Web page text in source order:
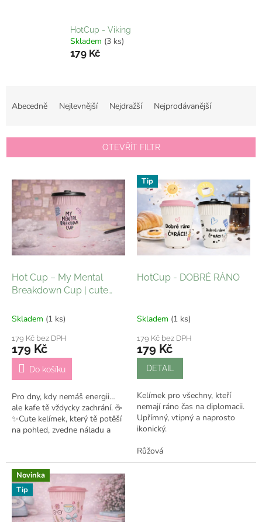
HotCup - Viking
Skladem (3 ks)
179 Kč
í
d
u
ů
Abecedně Nejlevnější Nejdražší Nejprodávanější
OTEVŘÍT FILTR
p
p
Hot Cup – My Mental
Breakdown Cup | cute
Skladem (1 ks)
179 Kč bez DPH
179 Kč
Do košíku
Pro dny, kdy nemáš energii…
ale kafe tě vždycky zachrání. ☕
✨Cute kelímek, který tě potěší
na pohled, zvedne náladu a
Tip
HotCup - DOBRÉ RÁNO
Skladem (1 ks)
179 Kč bez DPH
179 Kč
DETAIL
Kelímek pro všechny, kteří
nemají ráno čas na diplomacii.
Upřímný, vtipný a naprosto
ikonický.
Růžová
Novinka
Tip